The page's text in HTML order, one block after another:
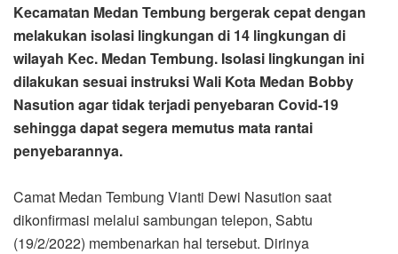
Kecamatan Medan Tembung bergerak cepat dengan
melakukan isolasi lingkungan di 14 lingkungan di
wilayah Kec. Medan Tembung. Isolasi lingkungan ini
dilakukan sesuai instruksi Wali Kota Medan Bobby
Nasution agar tidak terjadi penyebaran Covid-19
sehingga dapat segera memutus mata rantai
penyebarannya.
Camat Medan Tembung Vianti Dewi Nasution saat
dikonfirmasi melalui sambungan telepon, Sabtu
(19/2/2022) membenarkan hal tersebut. Dirinya